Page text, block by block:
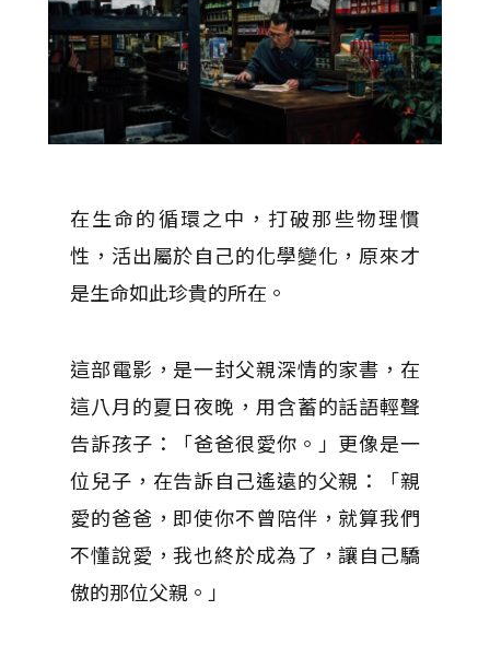
在生命的循環之中，打破那些物理慣
性，活出屬於自己的化學變化，原來才
是生命如此珍貴的所在。
這部電影，是一封父親深情的家書，在
這八月的夏日夜晚，用含蓄的話語輕聲
告訴孩子：「爸爸很愛你。」 更像是一
位兒子，在告訴自己遙遠的父親：「親
愛的爸爸，即使你不曾陪伴，就算我們
不懂說愛，我也終於成為了，讓自己驕
傲的那位父親。」